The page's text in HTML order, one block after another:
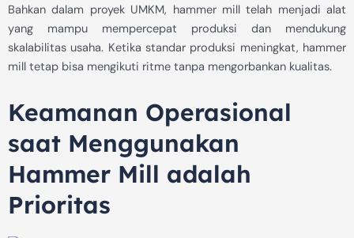
Bahkan dalam proyek UMKM, hammer mill telah menjadi alat
yang mampu mempercepat produksi dan mendukung
skalabilitas usaha. Ketika standar produksi meningkat, hammer
mill tetap bisa mengikuti ritme tanpa mengorbankan kualitas.
Keamanan Operasional
saat Menggunakan
Hammer Mill adalah
Prioritas